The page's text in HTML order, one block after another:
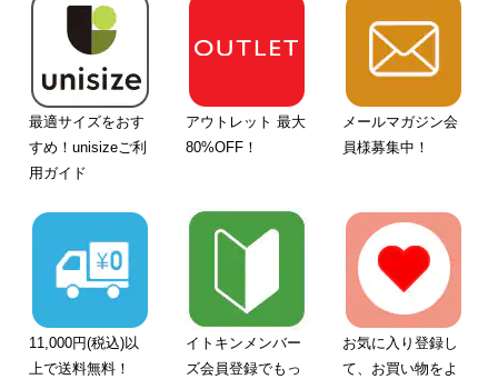
最適サイズをおす
すめ！unisizeご利
用ガイド
アウトレット 最大
80%OFF！
メールマガジン会
員様募集中！
11,000円(税込)以
上で送料無料！
イトキンメンバー
ズ会員登録でもっ
お気に入り登録し
て、お買い物をよ